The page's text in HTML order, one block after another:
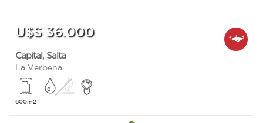
U$S 36.000
Capital, Salta
La Verbena
600m2